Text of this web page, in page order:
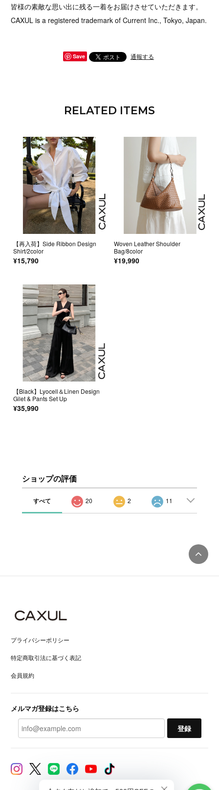
皆様の素敵な思い出に残る一着をお届けさせていただきます。
CAXUL is a registered trademark of Current Inc., Tokyo, Japan.
Save 通報する
RELATED ITEMS
【再入荷】Side Ribbon Design
Shirt/2color
¥15,790
Woven Leather Shoulder
Bag/8color
¥19,990
【Black】Lyocell＆Linen Design
Gilet & Pants Set Up
¥35,990
ショップの評価
すべて 20 2 11
プライバシーポリシー
特定商取引法に基づく表記
会員規約
メルマガ登録はこちら
登録